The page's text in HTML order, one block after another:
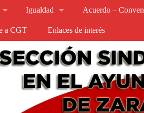
Igualdad Acuerdo –
a CGT Enlaces de interés